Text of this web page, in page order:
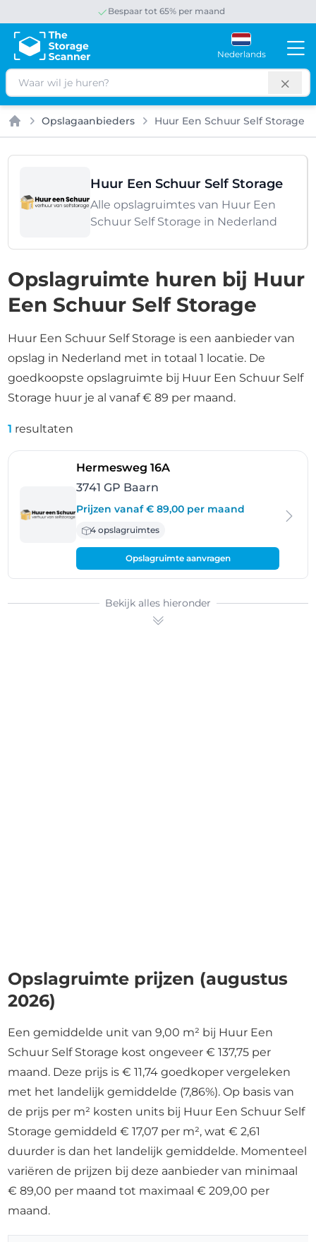
Bespaar tot 65% per maand
Nederlands
Zoeken
Home
Opslagaanbieders Huur Een Schuur Self Storage
Huur Een Schuur Self Storage
Alle opslagruimtes van Huur Een
Schuur Self Storage in Nederland
Opslagruimte huren bij Huur
Een Schuur Self Storage
Huur Een Schuur Self Storage is een aanbieder van
opslag in Nederland met in totaal 1 locatie. De
goedkoopste opslagruimte bij Huur Een Schuur Self
Storage huur je al vanaf € 89 per maand.
1 resultaten
Hermesweg 16A- Baarn
3741 GP Baarn
Prijzen vanaf € 89,00 per maand
4 opslagruimtes
Opslagruimte aanvragen
Bekijk alles hieronder
Opslagruimte prijzen (augustus
2026)
Een gemiddelde unit van 9,00 m² bij Huur Een
Schuur Self Storage kost ongeveer € 137,75 per
maand. Deze prijs is € 11,74 goedkoper vergeleken
met het landelijk gemiddelde (7,86%). Op basis van
de prijs per m² kosten units bij Huur Een Schuur Self
Storage gemiddeld € 17,07 per m², wat € 2,61
duurder is dan het landelijk gemiddelde. Momenteel
variëren de prijzen bij deze aanbieder van minimaal
€ 89,00 per maand tot maximaal € 209,00 per
maand.